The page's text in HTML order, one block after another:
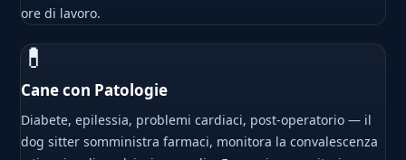
ore di lavoro.
💊
Cane con Patologie
Diabete, epilessia, problemi cardiaci, post-operatorio — il
dog sitter somministra farmaci, monitora la convalescenza